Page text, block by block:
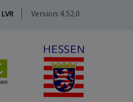
LVR Version: 4.52.0